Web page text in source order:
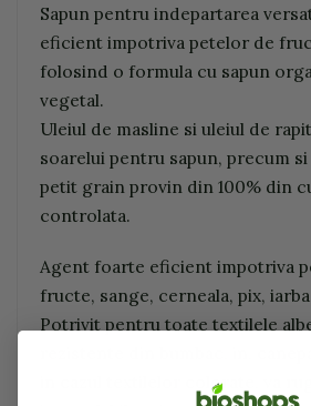
Sapun pentru indepartarea
eficient impotriva petelor de
folosind o formula cu sapun
vegetal.
Uleiul de masline si uleiul de
soarelui pentru sapun, precum
petit grain provin din 100% din
controlata.
Agent foarte eficient impotriva
fructe, sange, cerneala, pix,
Potrivit pentru toate textilele
rezistente din bumbac, in,
in cazul textilelor colorate, va